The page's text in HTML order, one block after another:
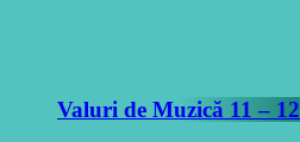
Valuri de Muzică 11 – 12